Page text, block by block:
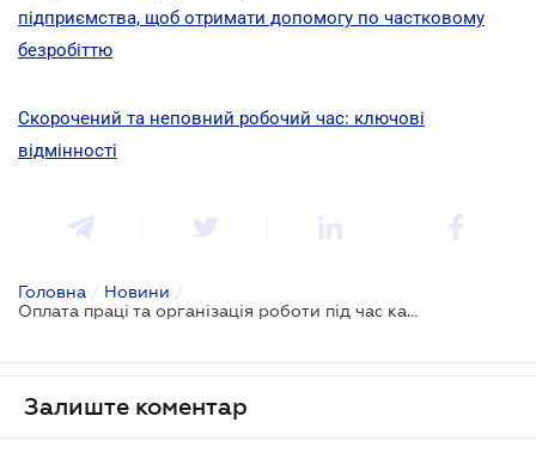
підприємства, щоб отримати допомогу по частковому
безробіттю
Скорочений та неповний робочий час: ключові
відмінності
Головна / Новини /
Оплата праці та організація роботи під час карантину: роз'яснення Держпраці
Залиште коментар